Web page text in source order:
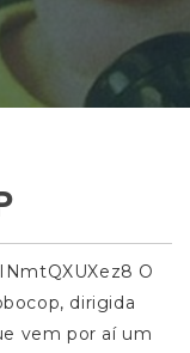
O
dirigida
vem por aí um